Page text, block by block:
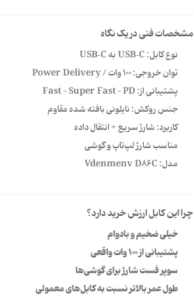
مشخصات فنی در یک نگاه
نوع کابل: USB‑C به USB‑C
توان خروجی: 100 وات / Power Delivery
پشتیبانی از: Fast – Super Fast – PD
جنس روکش: نایلونی بافته شده مقاوم
کاربرد: شارژ سریع + انتقال داده
مناسب شارژ لپ‌تاپ و گوشی
مدل: Vdenmenv D86C
چرا این کابل ارزش خرید دارد؟
خیلی ضخیم و بادوام
پشتیبانی از 100 وات واقعی
سوپر فست شارژ برای گوشی‌ها
طول عمر بالاتر نسبت به کابل‌های معمولی